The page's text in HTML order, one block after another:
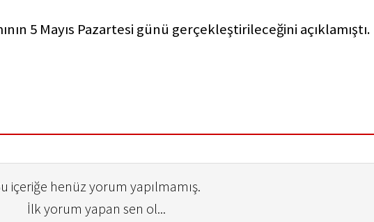
5 Mayıs Pazartesi günü gerçekleştirileceğini açıklamıştı.
içeriğe henüz yorum yapılmamış.
İlk yorum yapan sen ol...